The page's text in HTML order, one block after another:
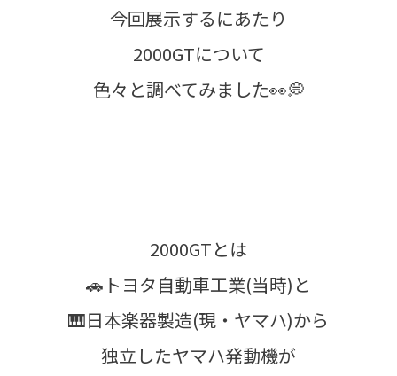
今回展示するにあたり
2000GTについて
色々と調べてみました👀💭
2000GTとは
🚗トヨタ自動車工業(当時)と
🎹日本楽器製造(現・ヤマハ)から
独立したヤマハ発動機が